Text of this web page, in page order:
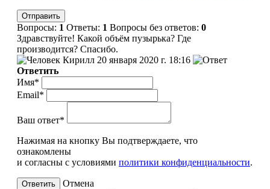
Вопросы: 1 Ответы: 1 Вопросы без ответов: 0
Здравствуйте! Какой объём пузырька? Где
производится? Спасибо.
Кирилл 20 января 2020 г. 18:16
Ответить
Имя*
Email*
Ваш ответ*
Нажимая на кнопку Вы подтверждаете, что
ознакомлены
и согласны с условиями политики конфиденциальности.
Отмена